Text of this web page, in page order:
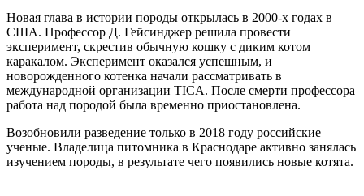
Новая глава в истории породы открылась в 2000-х годах в
США. Профессор Д. Гейсинджер решила провести
эксперимент, скрестив обычную кошку с диким котом
каракалом. Эксперимент оказался успешным, и
новорожденного котенка начали рассматривать в
международной организации TICA. После смерти профессора
работа над породой была временно приостановлена.
Возобновили разведение только в 2018 году российские
ученые. Владелица питомника в Краснодаре активно занялась
изучением породы, в результате чего появились новые котята.